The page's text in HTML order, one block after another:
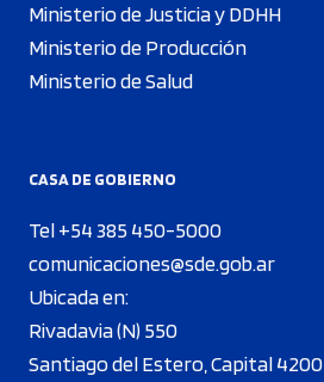
Ministerio de Justicia y DDHH
Ministerio de Producción
Ministerio de Salud
CASA DE GOBIERNO
Tel +54 385 450-5000
comunicaciones@sde.gob.ar
Ubicada en:
Rivadavia (N) 550
Santiago del Estero, Capital 4200